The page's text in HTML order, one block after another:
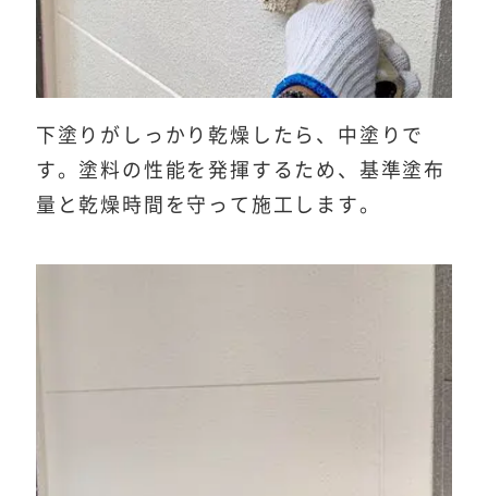
下塗りがしっかり乾燥したら、中塗りで
す。塗料の性能を発揮するため、基準塗布
量と乾燥時間を守って施工します。